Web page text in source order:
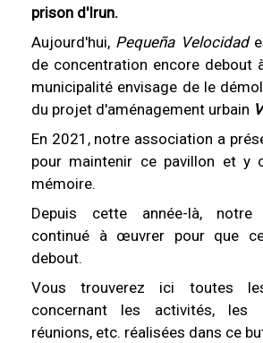
prison d'Irun.
Aujourd'hui, Pequeña Velocidad
de concentration encore debout
municipalité envisage de le
du projet d'aménagement urbain
En 2021, notre association a
pour maintenir ce pavillon et y
mémoire.
Depuis cette année-là,
continué à œuvrer pour que
debout.
Vous trouverez ici toutes
concernant les activités, les
réunions, etc. réalisées dans ce